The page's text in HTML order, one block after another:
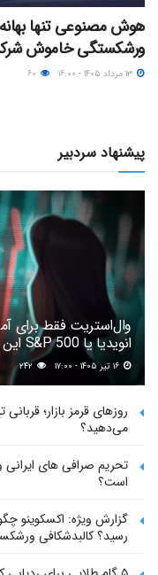
هوش مصنوعی تنها
ورشکستگی خاموش
پیشنهاد سردبیر
وال‌استریت فقط برای
انویدیا یا S&P 500 این راهنما را بخوانید
۲۴۲
روزهای قرمز بازار؛
می‌دهید؟
تحریم صرافی های
است؟
گزارش ویژه: اکسکوینو
رسید؟ کالبدشکافی